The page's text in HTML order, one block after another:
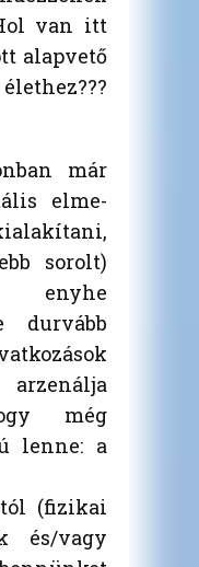
van itt
alapvető
már
elme-
sorolt)
enyhe
durvább
még
lenne: a
(fizikai
és/vagy